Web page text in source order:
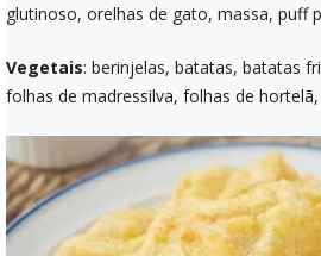
glutinoso, orelhas de gato, massa, puff
Vegetais: berinjelas, batatas, batatas
folhas de madressilva, folhas de